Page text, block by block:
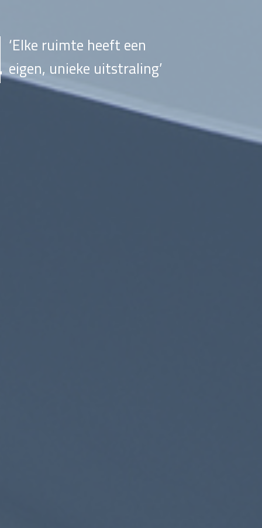
‘Elke ruimte heeft een
eigen, unieke uitstraling’